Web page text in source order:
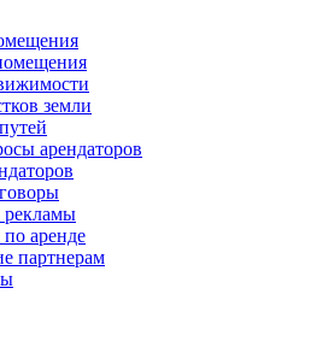
земли
арендаторов
рекламы
аренде
партнерам